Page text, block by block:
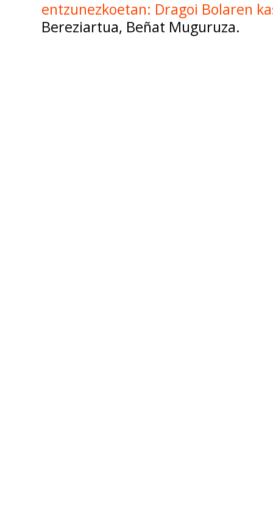
entzunezkoetan: Dragoi Bolaren
Bereziartua, Beñat Muguruza.